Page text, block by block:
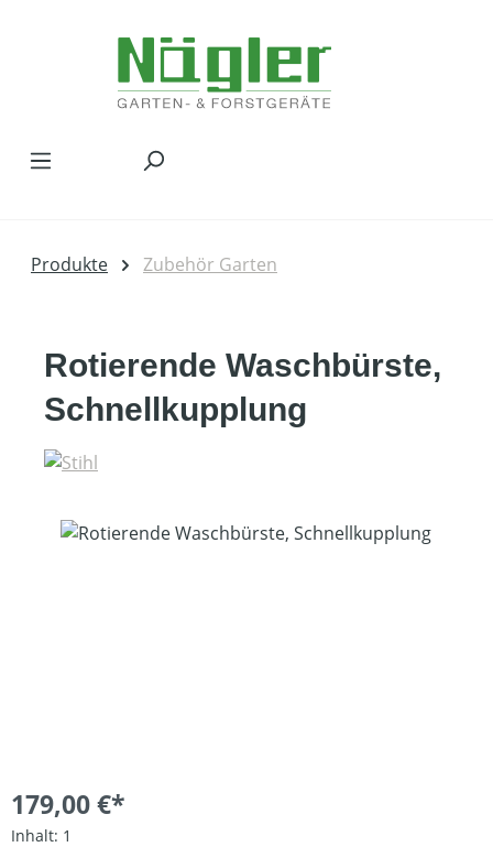
Produkte Zubehör Garten
Rotierende Waschbürste,
Schnellkupplung
Bildergalerie überspringen
179,00 €*
Inhalt: 1